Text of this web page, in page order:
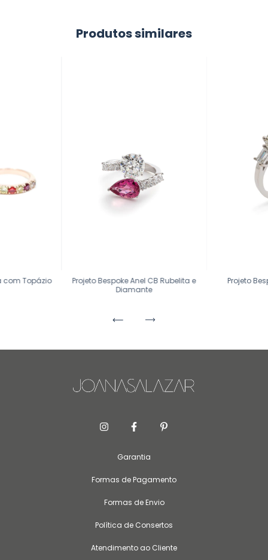
Produtos similares
com Topázio
Projeto Bespoke Anel CB Rubelita e
Diamante
Projeto
Garantia
Formas de Pagamento
Formas de Envio
Política de Consertos
Atendimento ao Cliente